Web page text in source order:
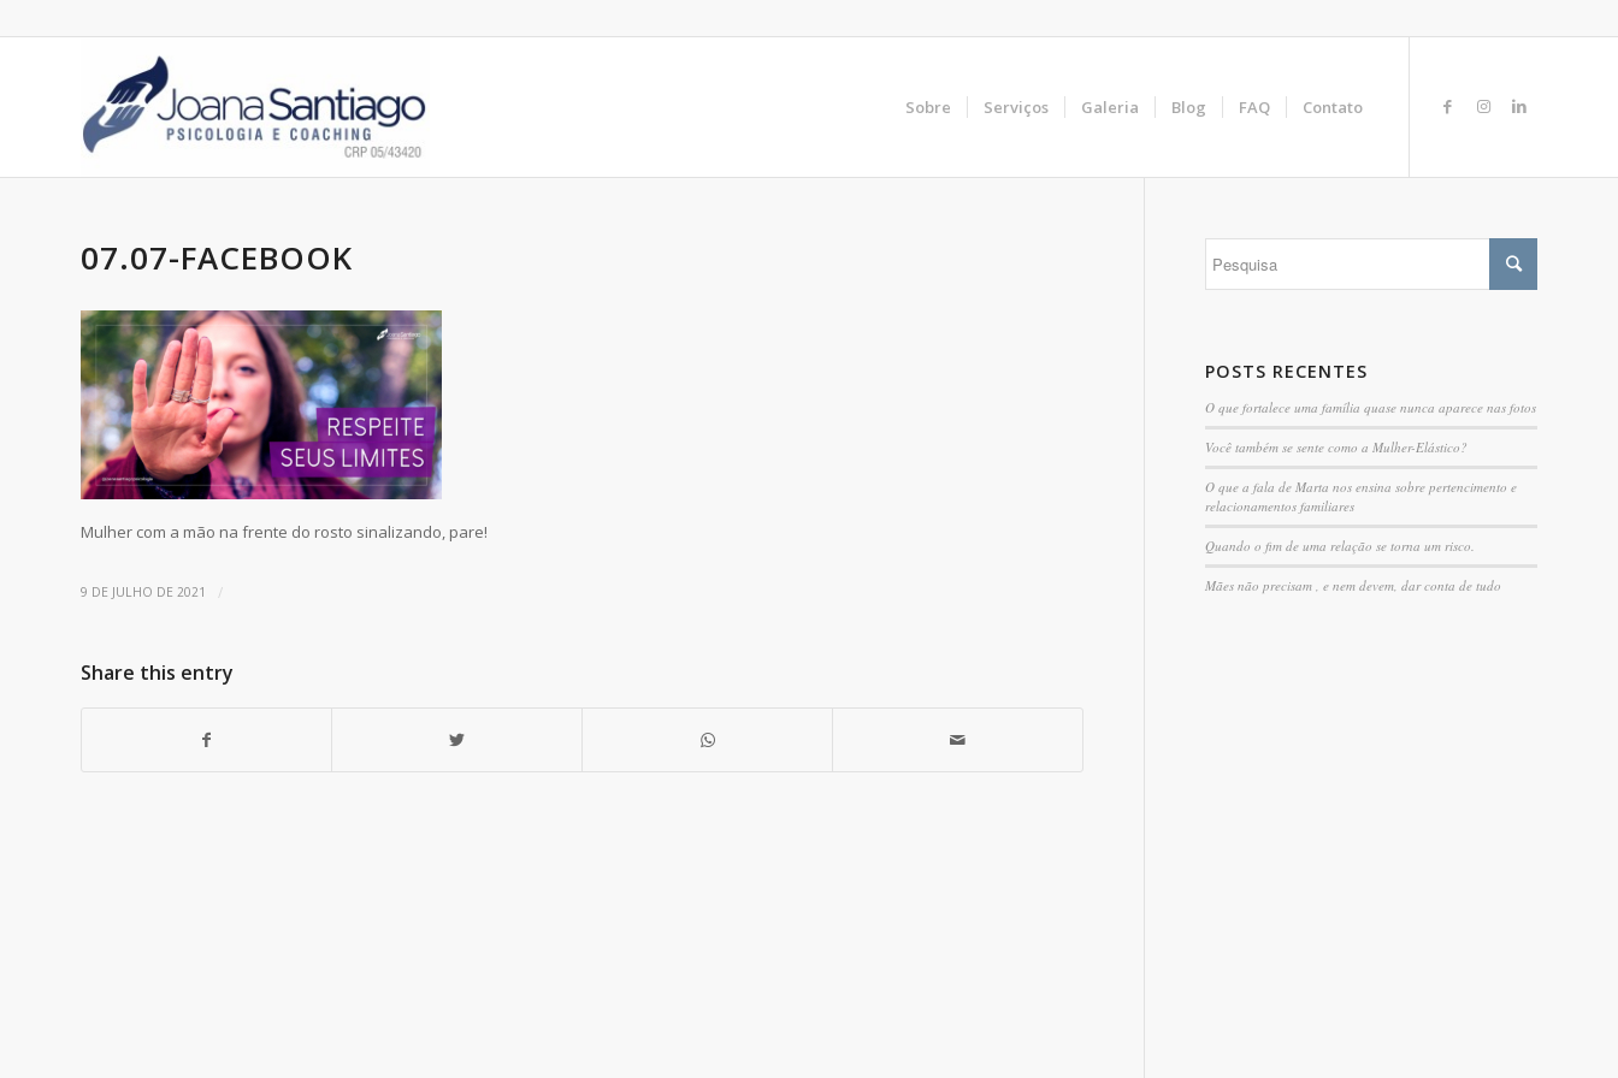
Sobre Serviços Galeria Blog FAQ Contato
07.07-FACEBOOK
Mulher com a mão na frente do rosto sinalizando, pare!
9 DE JULHO DE 2021 /
Share this entry
POSTS RECENTES
O que fortalece uma família quase nunca aparece nas fotos
Você também se sente como a Mulher-Elástico?
O que a fala de Marta nos ensina sobre pertencimento e
relacionamentos familiares
Quando o fim de uma relação se torna um risco.
Mães não precisam , e nem devem, dar conta de tudo